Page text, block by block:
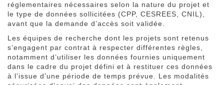
réglementaires nécessaires selon la nature du projet et
le type de données sollicitées (CPP, CESREES, CNIL),
avant que la demande d’accès soit validée.
Les équipes de recherche dont les projets sont retenus
s’engagent par contrat à respecter différentes règles,
notamment d’utiliser les données fournies uniquement
dans le cadre du projet défini et à restituer ces données
à l’issue d’une période de temps prévue. Les modalités